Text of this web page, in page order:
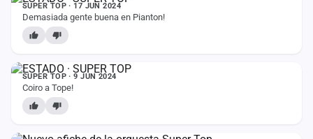
SUPER TOP · 17 JUN 2024
Demasiada gente buena en Pianton!
SUPER TOP · 9 JUN 2024
Coiro a Tope!
Anuncios
Iniciar
sesión
Crear
cuenta